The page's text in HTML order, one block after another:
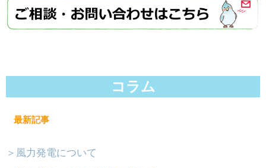
コラム
最新記事
＞風力発電について